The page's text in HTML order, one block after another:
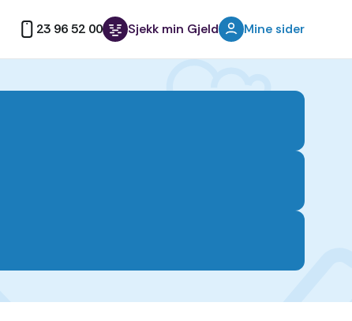
23 96 52 00 Sjekk min Gjeld Mine sider